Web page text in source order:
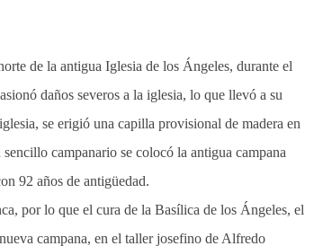
de la antigua Iglesia de los Ángeles, durante el
daños severos a la iglesia, lo que llevó a su
se erigió una capilla provisional de madera en
campanario se colocó la antigua campana
92 años de antigüedad.
por lo que el cura de la Basílica de los Ángeles, el
campana, en el taller josefino de Alfredo